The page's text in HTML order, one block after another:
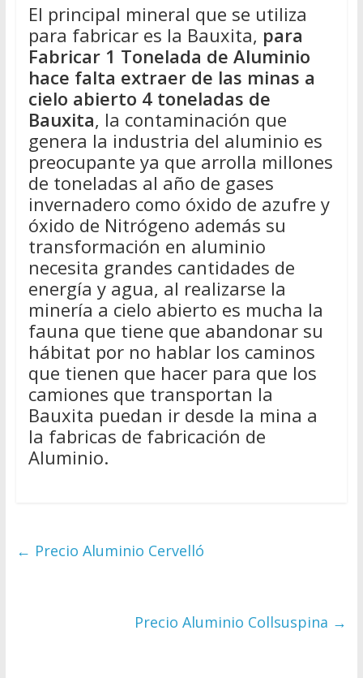
El principal mineral que se utiliza
para fabricar es la Bauxita, para
Fabricar 1 Tonelada de Aluminio
hace falta extraer de las minas a
cielo abierto 4 toneladas de
Bauxita, la contaminación que
genera la industria del aluminio es
preocupante ya que arrolla millones
de toneladas al año de gases
invernadero como óxido de azufre y
óxido de Nitrógeno además su
transformación en aluminio
necesita grandes cantidades de
energía y agua, al realizarse la
minería a cielo abierto es mucha la
fauna que tiene que abandonar su
hábitat por no hablar los caminos
que tienen que hacer para que los
camiones que transportan la
Bauxita puedan ir desde la mina a
la fabricas de fabricación de
Aluminio.
← Precio Aluminio Cervelló
Precio Aluminio Collsuspina →